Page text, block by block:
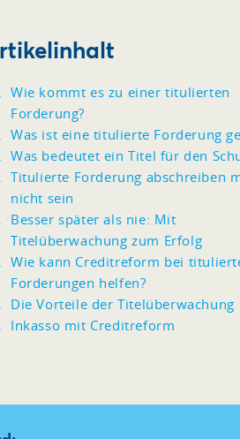
Wie kommt es zu einer titulierten
Forderung?
Was ist eine titulierte Forderung
Was bedeutet ein Titel für den
Titulierte Forderung abschreiben
nicht sein
Besser später als nie: Mit
Titelüberwachung zum Erfolg
Wie kann Creditreform bei
Forderungen helfen?
Die Vorteile der Titelüberwachung
Inkasso mit Creditreform